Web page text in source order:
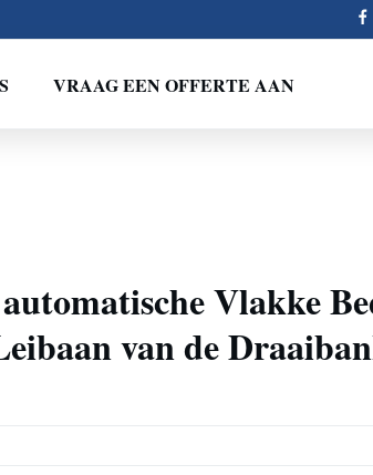
VRAAG EEN OFFERTE AAN
Vlakke
van de